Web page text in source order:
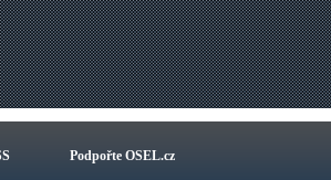
Podpořte OSEL.cz